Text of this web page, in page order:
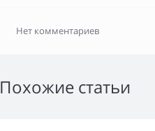
Нет комментариев
Похожие статьи